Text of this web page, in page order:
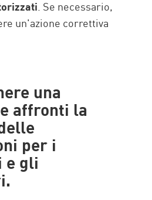
. Se necessario,
un'azione correttiva
una
affronti la
per i
e gli